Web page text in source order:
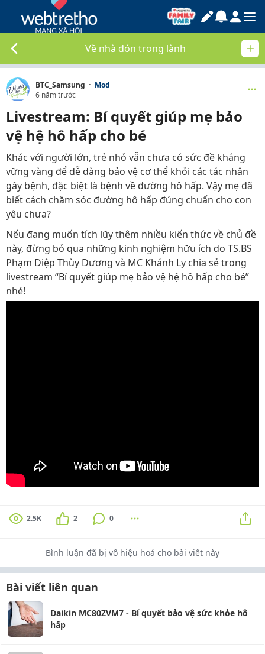
Về nhà đón trong lành
BTC_Samsung · Mod
6 năm trước
Livestream: Bí quyết giúp mẹ bảo
vệ hệ hô hấp cho bé
Khác với người lớn, trẻ nhỏ vẫn chưa có sức đề kháng
vững vàng để dễ dàng bảo vệ cơ thể khỏi các tác nhân
gây bệnh, đặc biệt là bệnh về đường hô hấp. Vậy mẹ đã
biết cách chăm sóc đường hô hấp đúng chuẩn cho con
yêu chưa?
Nếu đang muốn tích lũy thêm nhiều kiến thức về chủ đề
này, đừng bỏ qua những kinh nghiệm hữu ích do TS.BS
Phạm Diệp Thùy Dương và MC Khánh Ly chia sẻ trong
livestream “Bí quyết giúp mẹ bảo vệ hệ hô hấp cho bé”
nhé!
2.5K 2 0
Bình luận đã bị vô hiệu hoá cho bài viết này
Bài viết liên quan
Daikin MC80ZVM7 - Bí quyết bảo vệ sức khỏe hô
hấp